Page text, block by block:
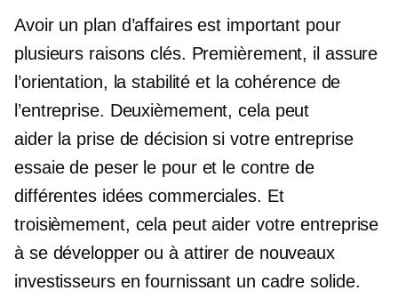
Avoir un plan d’affaires est important pour
plusieurs raisons clés. Premièrement, il assure
l’orientation, la stabilité et la cohérence de
l’entreprise. Deuxièmement, cela peut
aider la prise de décision si votre entreprise
essaie de peser le pour et le contre de
différentes idées commerciales. Et
troisièmement, cela peut aider votre entreprise
à se développer ou à attirer de nouveaux
investisseurs en fournissant un cadre solide.